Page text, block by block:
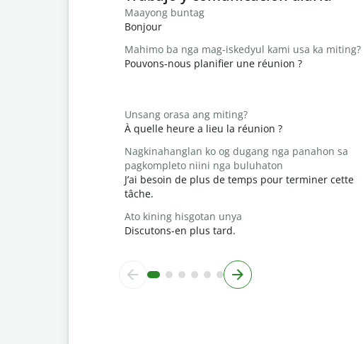
Maayong buntag
Bonjour
Mahimo ba nga mag-iskedyul kami usa ka miting?
Pouvons-nous planifier une réunion ?
Unsang orasa ang miting?
À quelle heure a lieu la réunion ?
Nagkinahanglan ko og dugang nga panahon sa
pagkompleto niini nga buluhaton
J’ai besoin de plus de temps pour terminer cette
tâche.
Ato kining hisgotan unya
Discutons-en plus tard.